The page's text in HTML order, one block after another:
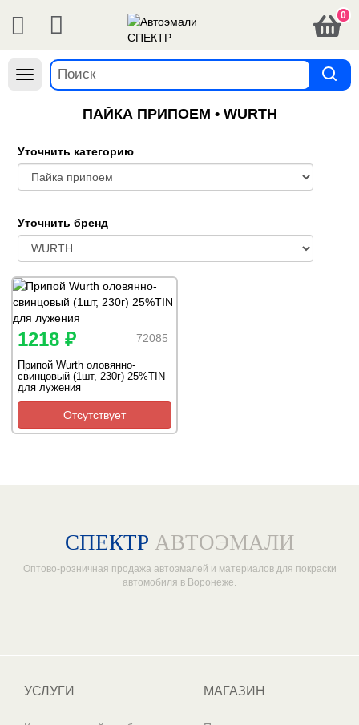
0
Навигация
ПАЙКА ПРИПОЕМ • WURTH
Уточнить категорию
Уточнить бренд
72085
1218 ₽
Припой Wurth оловянно-
свинцовый (1шт, 230г) 25%TIN
для лужения
Отсутствует
СПЕКТР АВТОЭМАЛИ
Оптово-розничная продажа автоэмалей и материалов для покраски
автомобиля в Воронеже.
УСЛУГИ МАГАЗИН